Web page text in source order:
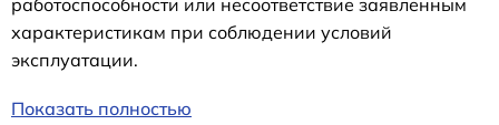
работоспособности или несоответствие заявленным
характеристикам при соблюдении условий
эксплуатации.
Показать полностью